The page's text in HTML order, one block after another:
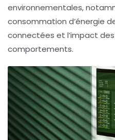
environnementales,
consommation d’énergie
connectées et l’impact
comportements.